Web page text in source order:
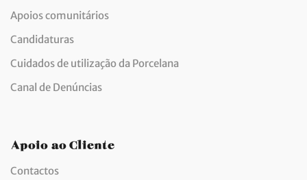
Apoios comunitários
Candidaturas
Cuidados de utilização da Porcelana
Canal de Denúncias
Apoio ao Cliente
Contactos